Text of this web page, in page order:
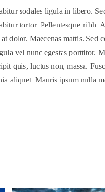
sodales ligula in libero.
tortor. Pellentesque nibh.
at dolor. Maecenas mattis. Sed
vel nunc egestas porttitor.
quis, luctus non, massa.
aliquet. Mauris ipsum nulla